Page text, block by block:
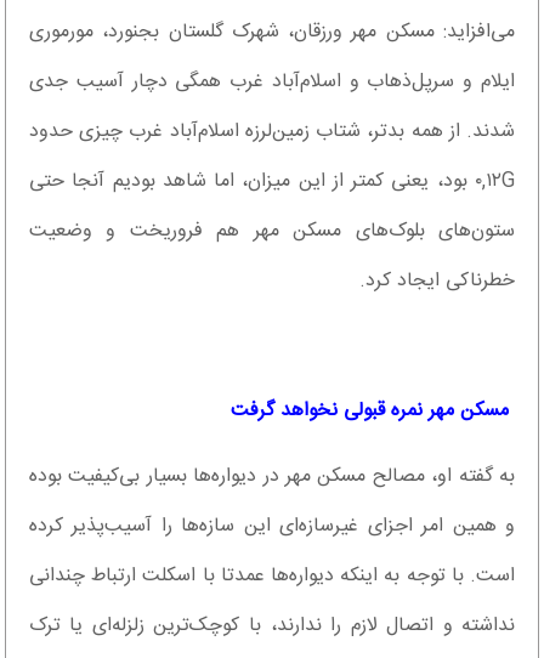
می‌افزاید: مسکن مهر ورزقان، شهرک گلستان بجنورد، مورموری
ایلام و سرپل‌ذهاب و اسلام‌آباد غرب همگی دچار آسیب جدی
شدند. از همه بدتر، شتاب زمین‌لرزه اسلام‌آباد غرب چیزی حدود
٠,١٢G بود، یعنی کمتر از این میزان، اما شاهد بودیم آنجا حتی
ستون‌های بلوک‌های مسکن مهر هم فروریخت و وضعیت
خطرناکی ایجاد کرد.
‌ مسکن مهر نمره قبولی نخواهد گرفت
به گفته او، مصالح مسکن مهر در دیواره‌ها بسیار بی‌کیفیت بوده
و همین امر اجزای غیرسازه‌ای این سازه‌ها را آسیب‌پذیر کرده
است. با توجه به اینکه دیواره‌ها عمدتا با اسکلت ارتباط چندانی
نداشته و اتصال لازم را ندارند، با کوچک‌ترین زلزله‌ای یا ترک